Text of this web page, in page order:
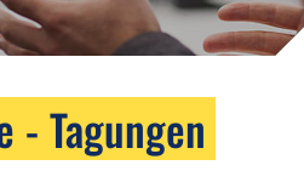
- Tagungen